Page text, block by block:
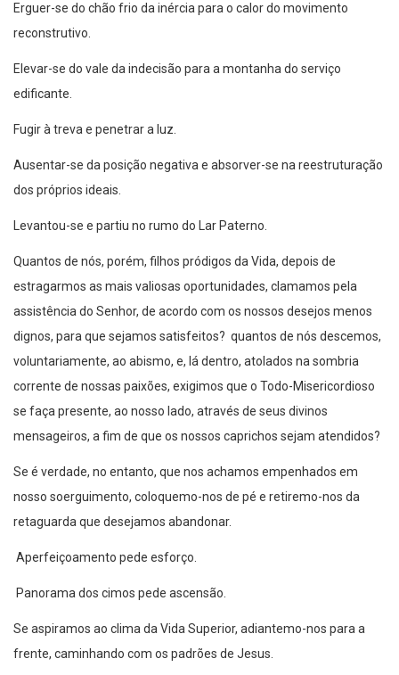
Erguer-se do chão frio da inércia para o calor do movimento
reconstrutivo.
Elevar-se do vale da indecisão para a montanha do serviço
edificante.
Fugir à treva e penetrar a luz.
Ausentar-se da posição negativa e absorver-se na reestruturação
dos próprios ideais.
Levantou-se e partiu no rumo do Lar Paterno.
Quantos de nós, porém, filhos pródigos da Vida, depois de
estragarmos as mais valiosas oportunidades, clamamos pela
assistência do Senhor, de acordo com os nossos desejos menos
dignos, para que sejamos satisfeitos? quantos de nós descemos,
voluntariamente, ao abismo, e, lá dentro, atolados na sombria
corrente de nossas paixões, exigimos que o Todo-Misericordioso
se faça presente, ao nosso lado, através de seus divinos
mensageiros, a fim de que os nossos caprichos sejam atendidos?
Se é verdade, no entanto, que nos achamos empenhados em
nosso soerguimento, coloquemo-nos de pé e retiremo-nos da
retaguarda que desejamos abandonar.
Aperfeiçoamento pede esforço.
Panorama dos cimos pede ascensão.
Se aspiramos ao clima da Vida Superior, adiantemo-nos para a
frente, caminhando com os padrões de Jesus.